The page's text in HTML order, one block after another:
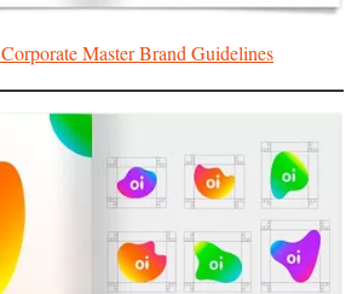
Corporate Master Brand Guidelines